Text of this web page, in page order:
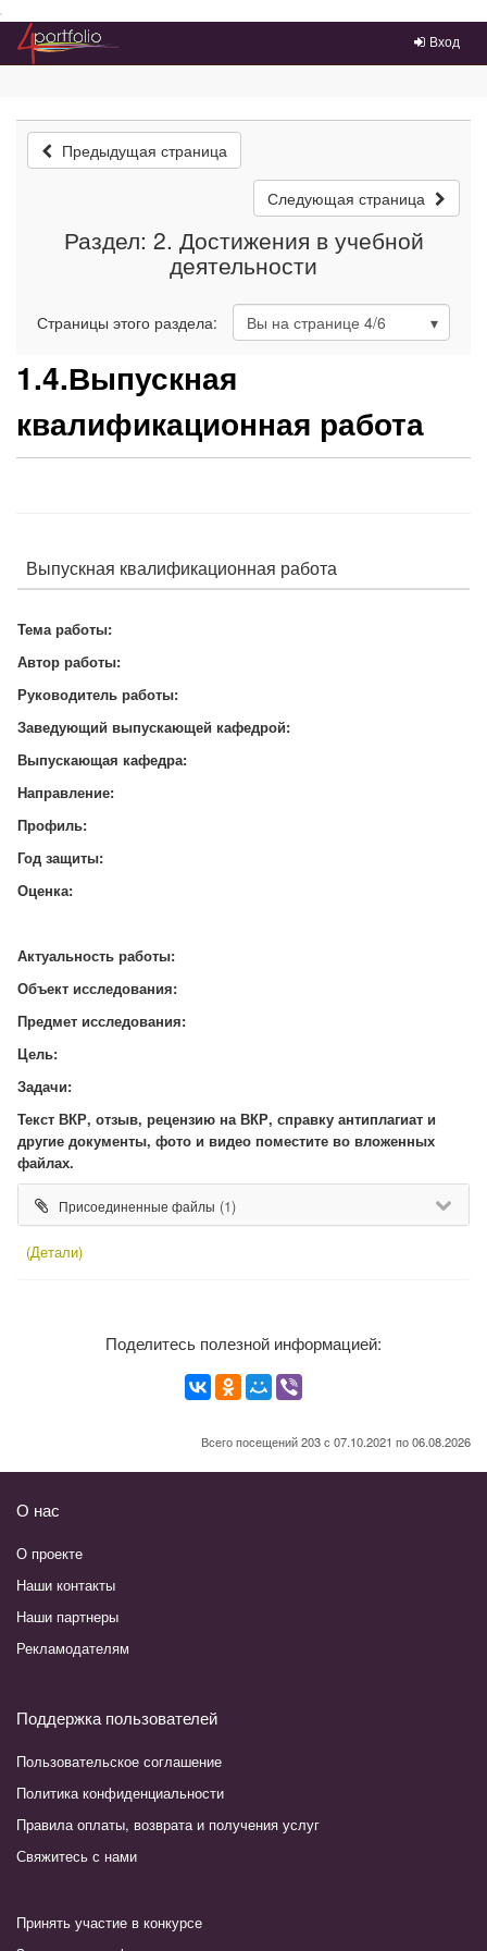
Преейти на главное меню
Вход
Предыдущая страница
Следующая страница
Раздел: 2. Достижения в учебной
деятельности
Страницы этого раздела: Вы на странице 4/6
1.4.Выпускная
квалификационная работа
Выпускная квалификационная работа
Тема работы:
Автор работы:
Руководитель работы:
Заведующий выпускающей кафедрой:
Выпускающая кафедра:
Направление:
Профиль:
Год защиты:
Оценка:
Актуальность работы:
Объект исследования:
Предмет исследования:
Цель:
Задачи:
Текст ВКР, отзыв, рецензию на ВКР, справку антиплагиат и
другие документы, фото и видео поместите во вложенных
файлах.
Присоединенные файлы (1)
(Детали)
Поделитесь полезной информацией:
Всего посещений 203 с 07.10.2021 по 06.08.2026
О нас
О проекте
Наши контакты
Наши партнеры
Рекламодателям
Поддержка пользователей
Пользовательское соглашение
Политика конфиденциальности
Правила оплаты, возврата и получения услуг
Свяжитесь с нами
Принять участие в конкурсе